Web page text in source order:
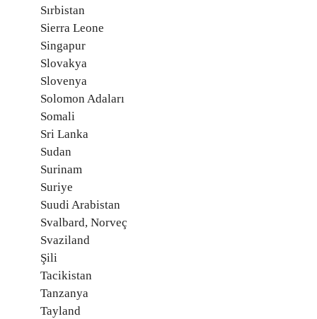
Sırbistan
Sierra Leone
Singapur
Slovakya
Slovenya
Solomon Adaları
Somali
Sri Lanka
Sudan
Surinam
Suriye
Suudi Arabistan
Svalbard, Norveç
Svaziland
Şili
Tacikistan
Tanzanya
Tayland